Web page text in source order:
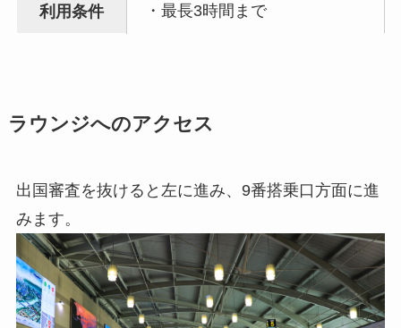
利用条件 ・最長3時間まで
ラウンジへのアクセス
出国審査を抜けると左に進み、9番搭乗口方面に進
みます。